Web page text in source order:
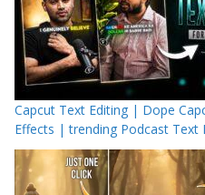
Capcut Text Editing | Dope
Effects | trending Podcast Text